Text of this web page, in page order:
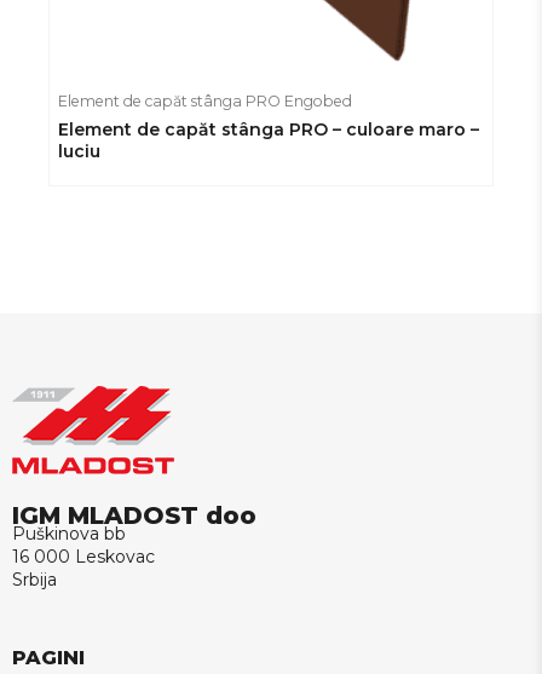
Element de capăt stânga PRO Engobed
Element de capăt stânga PRO – culoare maro –
luciu
IGM MLADOST doo
Puškinova bb
16 000 Leskovac
Srbija
PAGINI